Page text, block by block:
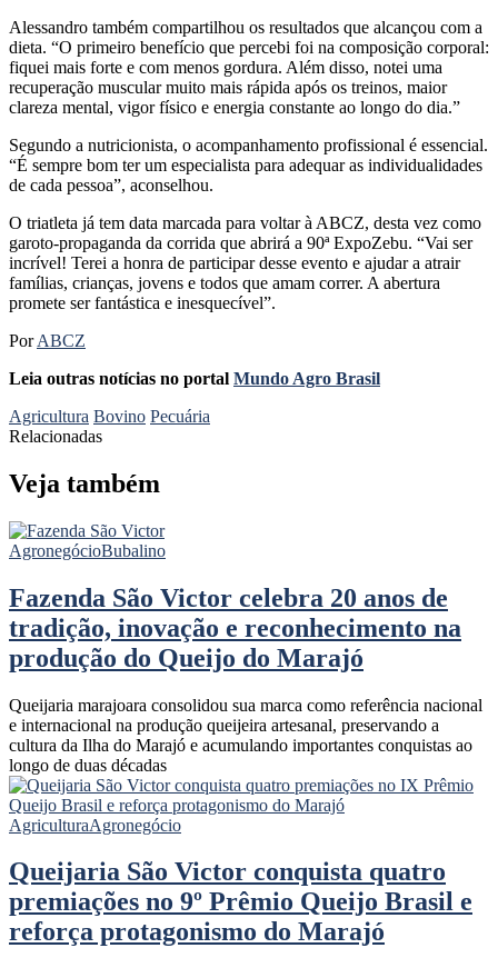
Alessandro também compartilhou os resultados que alcançou com a
dieta. “O primeiro benefício que percebi foi na composição corporal:
fiquei mais forte e com menos gordura. Além disso, notei uma
recuperação muscular muito mais rápida após os treinos, maior
clareza mental, vigor físico e energia constante ao longo do dia.”
Segundo a nutricionista, o acompanhamento profissional é essencial.
“É sempre bom ter um especialista para adequar as individualidades
de cada pessoa”, aconselhou.
O triatleta já tem data marcada para voltar à ABCZ, desta vez como
garoto-propaganda da corrida que abrirá a 90ª ExpoZebu. “Vai ser
incrível! Terei a honra de participar desse evento e ajudar a atrair
famílias, crianças, jovens e todos que amam correr. A abertura
promete ser fantástica e inesquecível”.
PorABCZ
Leia outras notícias no portal Mundo Agro Brasil
Agricultura Bovino Pecuária
Relacionadas
Veja também
AgronegócioBubalino
Fazenda São Victor celebra 20 anos de
tradição, inovação e reconhecimento na
produção do Queijo do Marajó
Queijaria marajoara consolidou sua marca como referência nacional
e internacional na produção queijeira artesanal, preservando a
cultura da Ilha do Marajó e acumulando importantes conquistas ao
longo de duas décadas
AgriculturaAgronegócio
Queijaria São Victor conquista quatro
premiações no 9º Prêmio Queijo Brasil e
reforça protagonismo do Marajó